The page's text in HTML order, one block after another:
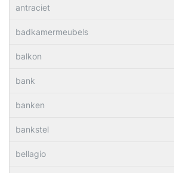
antraciet
badkamermeubels
balkon
bank
banken
bankstel
bellagio